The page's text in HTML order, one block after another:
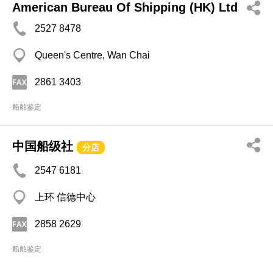
American Bureau Of Shipping (HK) Ltd
2527 8478
Queen's Centre, Wan Chai
2861 3403
船舶鉴定
中国船级社 分店
2547 6181
上环 信德中心
2858 2629
船舶鉴定